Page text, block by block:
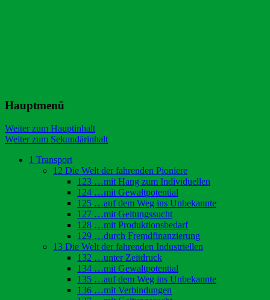
Hauptmenü
Weiter zum Hauptinhalt
Weiter zum Sekundärinhalt
1 Transport
12 Die Welt der fahrenden Pioniere
123 …mit Hang zum Individuellen
124 …mit Gewaltpotential
125 …auf dem Weg ins Unbekannte
127 …mit Geltungssucht
128 …mit Produktionsbedarf
129 …durch Fremdfinanzierung
13 Die Welt der fahrenden Industriellen
132 …unter Zeitdruck
134 …mit Gewaltpotential
135 …auf dem Weg ins Unbekannte
136 …mit Verbindungen